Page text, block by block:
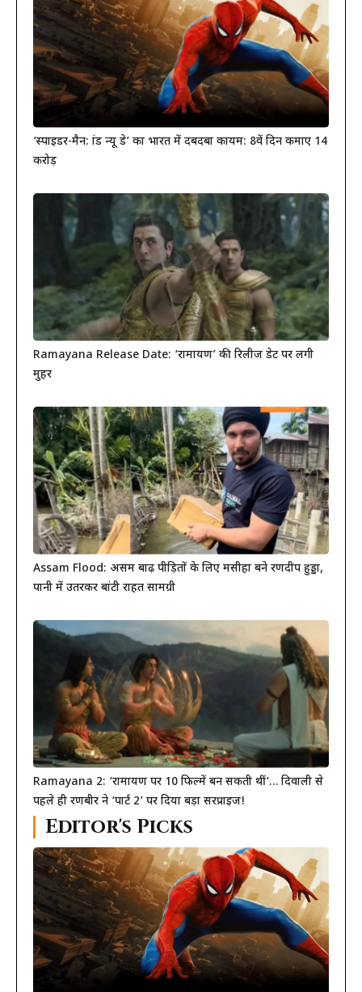
‘स्पाइडर-मैन: ब्रांड न्यू डे’ का भारत में दबदबा कायम: 8वें दिन कमाए 14
करोड़
Ramayana Release Date: ‘रामायण’ की रिलीज डेट पर लगी
मुहर
Assam Flood: असम बाढ़ पीड़ितों के लिए मसीहा बने रणदीप हुड्डा,
पानी में उतरकर बांटी राहत सामग्री
Ramayana 2: ‘रामायण पर 10 फिल्में बन सकती थीं’… दिवाली से
पहले ही रणबीर ने ‘पार्ट 2’ पर दिया बड़ा सरप्राइज!
Editor's Picks